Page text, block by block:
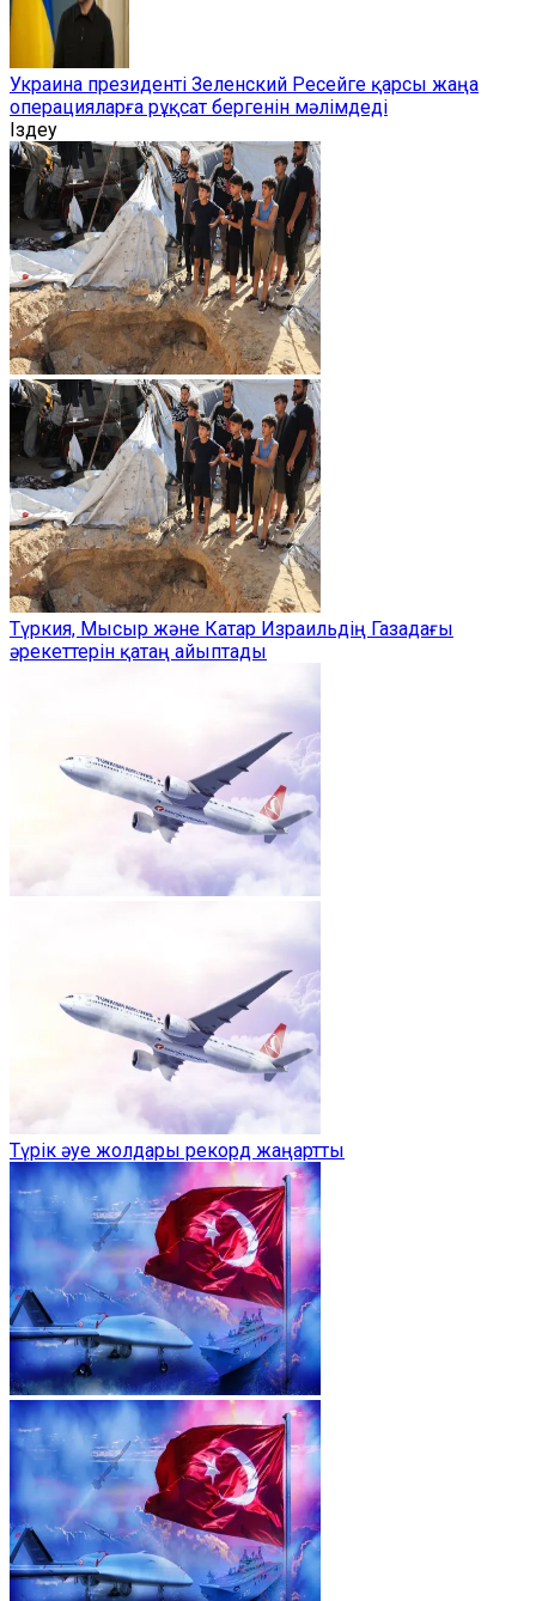
Украина президенті Зеленский Ресейге қарсы жаңа
операцияларға рұқсат бергенін мәлімдеді
Іздеу
Түркия, Мысыр және Катар Израильдің Газадағы
әрекеттерін қатаң айыптады
Түрік әуе жолдары рекорд жаңартты